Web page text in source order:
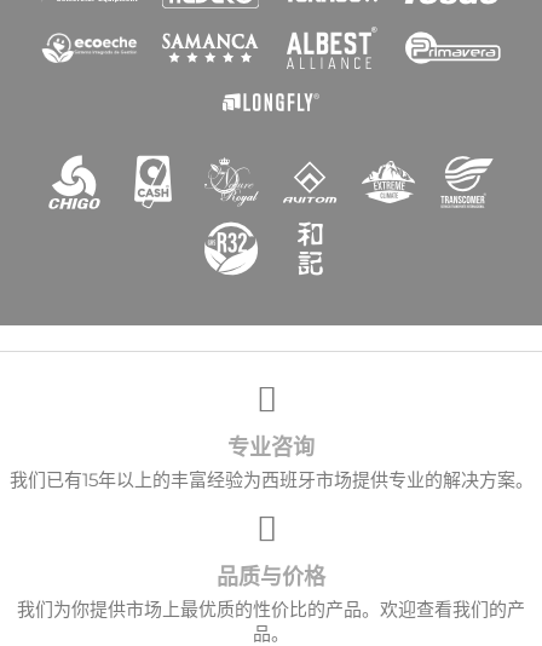
专业咨询
我们已有15年以上的丰富经验为西班牙市场提供专业的解决方案。
品质与价格
我们为你提供市场上最优质的性价比的产品。欢迎查看我们的产
品。